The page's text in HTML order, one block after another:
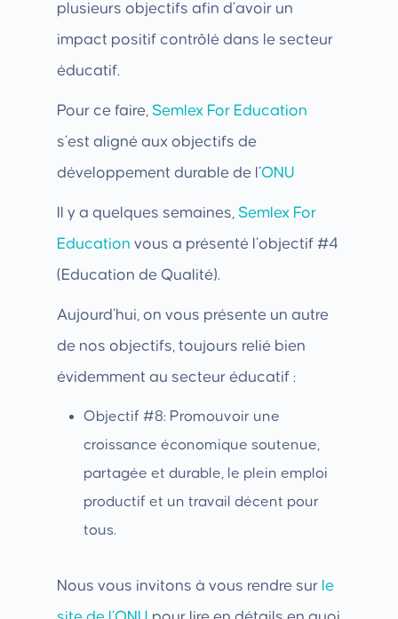
plusieurs objectifs afin d’avoir un
impact positif contrôlé dans le secteur
éducatif.
Pour ce faire, Semlex For Education
s’est aligné aux objectifs de
développement durable de l’ONU
Il y a quelques semaines, Semlex For
Education vous a présenté l’objectif #4
(Education de Qualité).
Aujourd’hui, on vous présente un autre
de nos objectifs, toujours relié bien
évidemment au secteur éducatif :
Objectif #8: Promouvoir une
croissance économique soutenue,
partagée et durable, le plein emploi
productif et un travail décent pour
tous.
Nous vous invitons à vous rendre sur le